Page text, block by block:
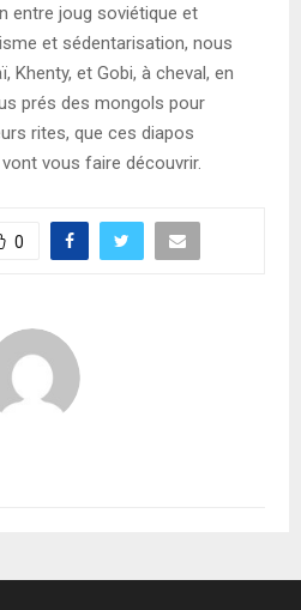
entre joug soviétique et
et sédentarisation, nous
Khenty, et Gobi, à cheval, en
prés des mongols pour
rites, que ces diapos
vous faire découvrir.
0